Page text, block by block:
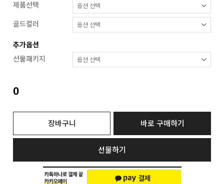
제품선택
골드컬러
추가옵션
선물패키지
0
장바구니 바로 구매하기
선물하기